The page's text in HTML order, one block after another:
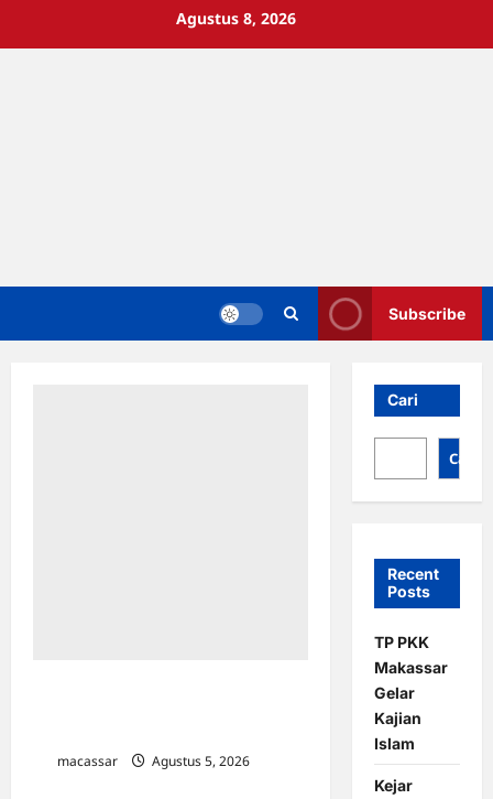
Agustus 8, 2026
Subscribe
macassar
Agustus 5, 2026
Cari
Cari
Recent
Posts
TP PKK
Makassar
Gelar
Kajian
Islam
Kejar